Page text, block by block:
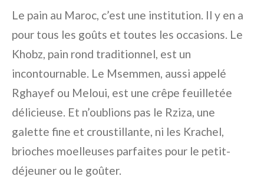
Le pain au Maroc, c’est une institution. Il y en a
pour tous les goûts et toutes les occasions. Le
Khobz, pain rond traditionnel, est un
incontournable. Le Msemmen, aussi appelé
Rghayef ou Meloui, est une crêpe feuilletée
délicieuse. Et n’oublions pas le Rziza, une
galette fine et croustillante, ni les Krachel,
brioches moelleuses parfaites pour le petit-
déjeuner ou le goûter.